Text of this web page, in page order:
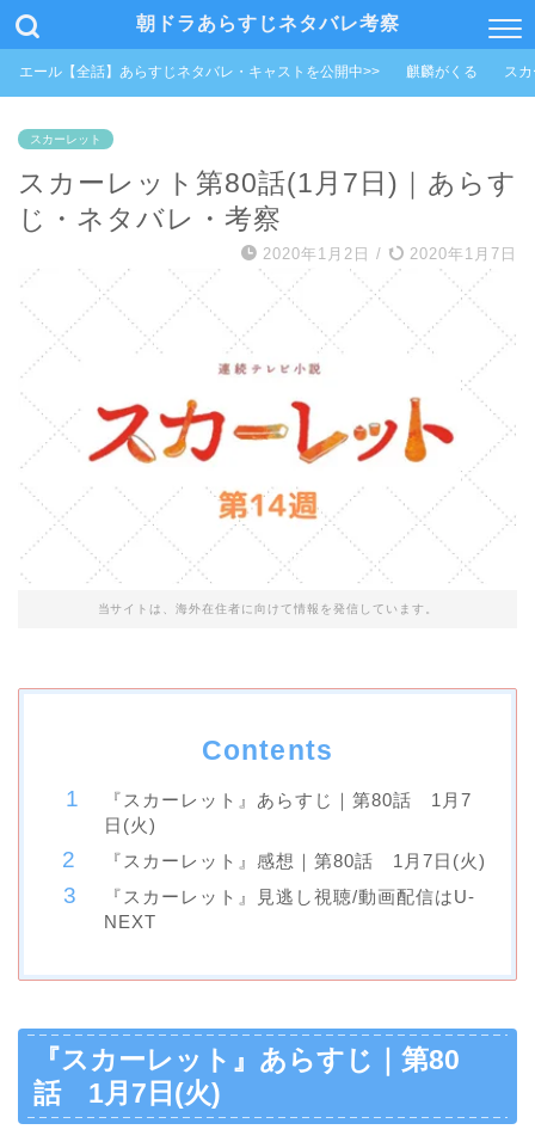
朝ドラあらすじネタバレ考察
エール【全話】あらすじネタバレ・キャストを公開中>> 麒麟がくる ス
スカーレット
スカーレット第80話(1月7日)｜あらす
じ・ネタバレ・考察
2020年1月2日 / 2020年1月7日
当サイトは、海外在住者に向けて情報を発信しています。
Contents
『スカーレット』あらすじ｜第80話 1月7
日(火)
『スカーレット』感想｜第80話 1月7日(火)
『スカーレット』見逃し視聴/動画配信はU-
NEXT
『スカーレット』あらすじ｜第80
話 1月7日(火)